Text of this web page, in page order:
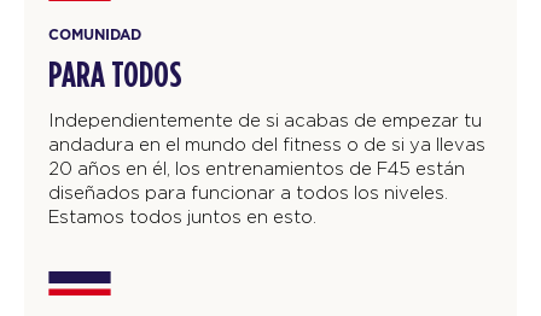
COMUNIDAD
PARA TODOS
Independientemente de si acabas de empezar tu
andadura en el mundo del fitness o de si ya llevas
20 años en él, los entrenamientos de F45 están
diseñados para funcionar a todos los niveles.
Estamos todos juntos en esto.